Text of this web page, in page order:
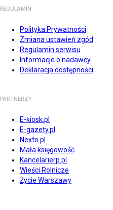
REGULAMIN
Polityka Prywatności
Zmiana ustawień zgód
Regulamin serwisu
Informacje o nadawcy
Deklaracja dostępności
PARTNERZY
E-kiosk.pl
E-gazety.pl
Nexto.pl
Mała księgowość
Kancelarierp.pl
Wieści Rolnicze
Życie Warszawy